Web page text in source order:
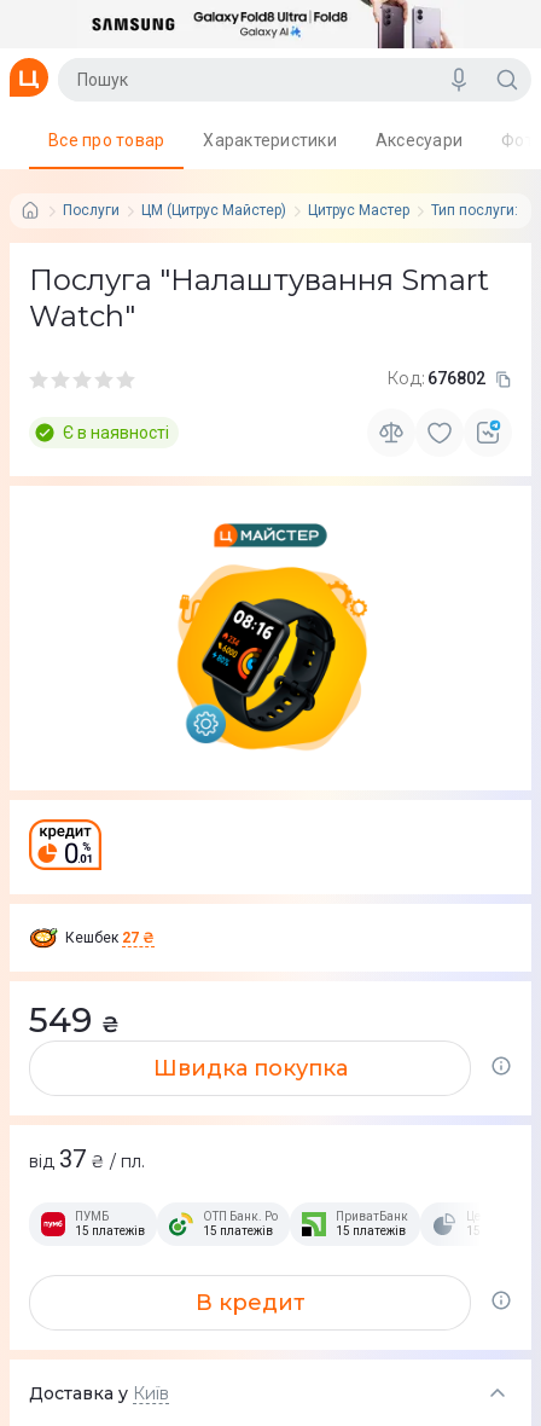
Послуги ЦМ (Цитрус Майстер) Цитрус Мастер Тип послуги:
Все про товар Характеристики Аксесуари
Послуга "Налаштування Smart
Watch"
Код: 676802
Є в наявності
Кешбек 27 ₴
549 ₴
Швидка покупка
від 37 ₴ / пл.
ПУМБ
15 платежів
ОТП Банк. Розстрочка Скибочка.
15 платежів
ПриватБанк
15 платежів
15 платежів
В кредит
Доставка у Київ